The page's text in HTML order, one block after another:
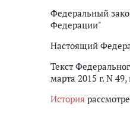
Федеральный
Федерации"
Настоящий
Текст
марта 2015 г. N
История